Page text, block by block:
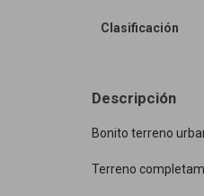
Clasificación
Descripción
Bonito terreno
Terreno